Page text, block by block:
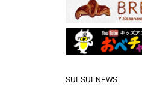
SUI SUI NEWS